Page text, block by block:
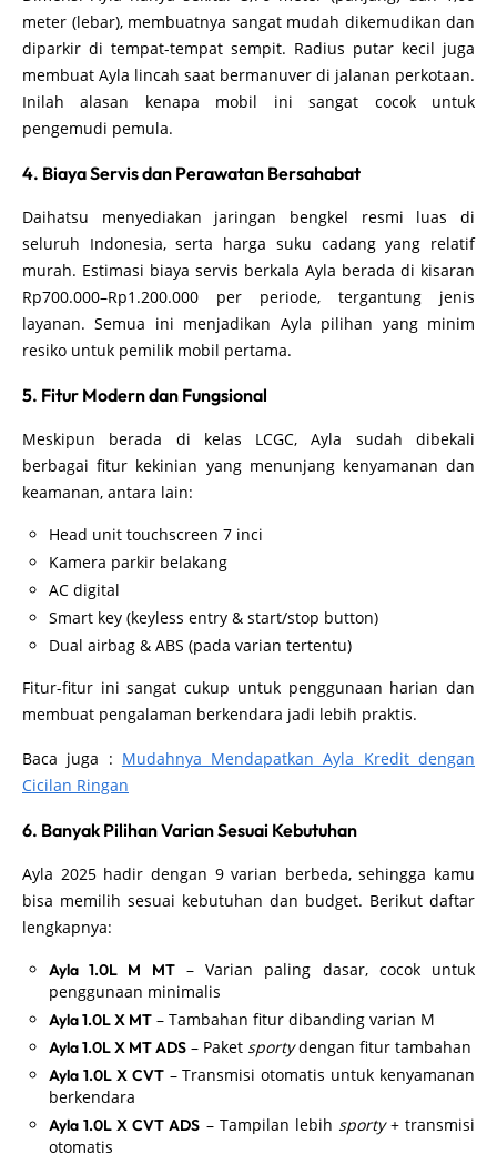
meter (lebar), membuatnya sangat mudah dikemudikan dan
diparkir di tempat-tempat sempit. Radius putar kecil juga
membuat Ayla lincah saat bermanuver di jalanan perkotaan.
Inilah alasan kenapa mobil ini sangat cocok untuk
pengemudi pemula.
4. Biaya Servis dan Perawatan Bersahabat
Daihatsu menyediakan jaringan bengkel resmi luas di
seluruh Indonesia, serta harga suku cadang yang relatif
murah. Estimasi biaya servis berkala Ayla berada di kisaran
Rp700.000–Rp1.200.000 per periode, tergantung jenis
layanan. Semua ini menjadikan Ayla pilihan yang minim
resiko untuk pemilik mobil pertama.
5. Fitur Modern dan Fungsional
Meskipun berada di kelas LCGC, Ayla sudah dibekali
berbagai fitur kekinian yang menunjang kenyamanan dan
keamanan, antara lain:
Head unit touchscreen 7 inci
Kamera parkir belakang
AC digital
Smart key (keyless entry & start/stop button)
Dual airbag & ABS (pada varian tertentu)
Fitur-fitur ini sangat cukup untuk penggunaan harian dan
membuat pengalaman berkendara jadi lebih praktis.
Baca juga : Mudahnya Mendapatkan Ayla Kredit dengan
Cicilan Ringan
6. Banyak Pilihan Varian Sesuai Kebutuhan
Ayla 2025 hadir dengan 9 varian berbeda, sehingga kamu
bisa memilih sesuai kebutuhan dan budget. Berikut daftar
lengkapnya:
Ayla 1.0L M MT– Varian paling dasar, cocok untuk
penggunaan minimalis
Ayla 1.0L X MT – Tambahan fitur dibanding varian M
Ayla 1.0L X MT ADS – Paket sportydengan fitur tambahan
Ayla 1.0L X CVT– Transmisi otomatis untuk kenyamanan
berkendara
Ayla 1.0L X CVT ADS – Tampilan lebih sporty+ transmisi
otomatis